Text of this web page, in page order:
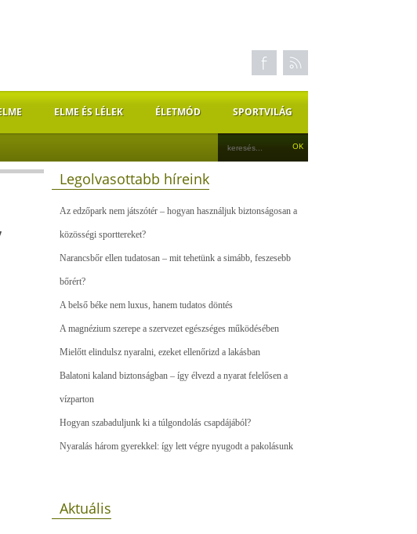
ELME ÉS LÉLEK ÉLETMÓD SPORTVILÁG
Legolvasottabb híreink
Az edzőpark nem játszótér – hogyan használjuk biztonságosan a
közösségi sporttereket?
Narancsbőr ellen tudatosan – mit tehetünk a simább, feszesebb
bőrért?
A belső béke nem luxus, hanem tudatos döntés
A magnézium szerepe a szervezet egészséges működésében
Mielőtt elindulsz nyaralni, ezeket ellenőrizd a lakásban
Balatoni kaland biztonságban – így élvezd a nyarat felelősen a
vízparton
Hogyan szabaduljunk ki a túlgondolás csapdájából?
Nyaralás három gyerekkel: így lett végre nyugodt a pakolásunk
Aktuális